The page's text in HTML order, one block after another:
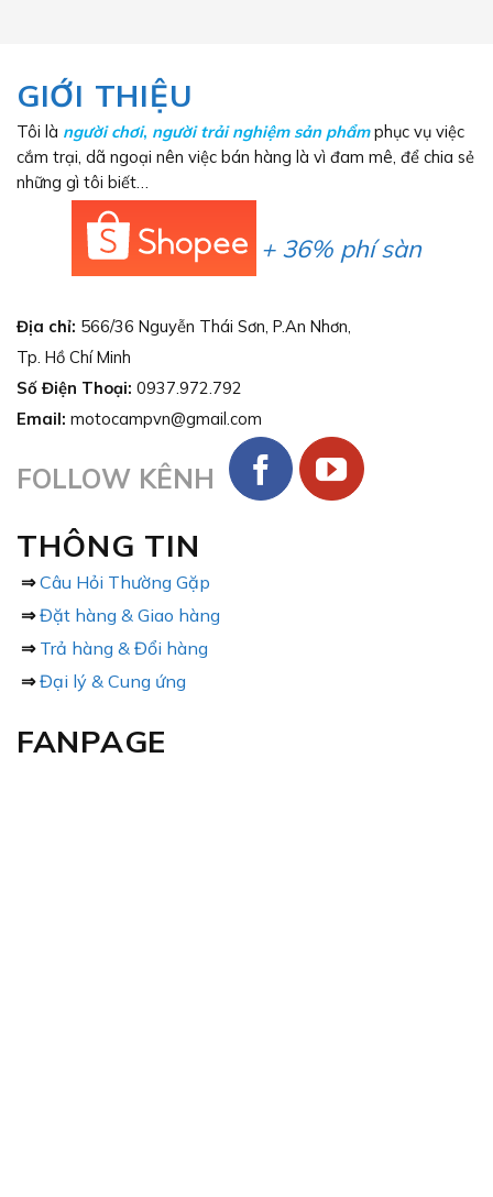
GIỚI THIỆU
Tôi là người chơi, người trải nghiệm sản phẩmphục vụ việc
cắm trại, dã ngoại nên việc bán hàng là vì đam mê, để chia sẻ
những gì tôi biết…
+ 36% phí sàn
Địa chỉ: 566/36 Nguyễn Thái Sơn, P.An Nhơn,
Tp. Hồ Chí Minh
Số Điện Thoại: 0937.972.792
Email: motocampvn@gmail.com
FOLLOW KÊNH
THÔNG TIN
⇒ Câu Hỏi Thường Gặp
⇒ Đặt hàng & Giao hàng
⇒ Trả hàng & Đổi hàng
⇒ Đại lý & Cung ứng
FANPAGE